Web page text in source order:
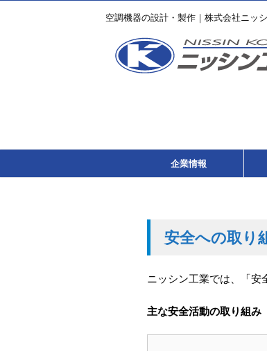
空調機器の設計・製作｜株式会社ニッ
企業情報
安全への取り
ニッシン工業では、「安
主な安全活動の取り組み